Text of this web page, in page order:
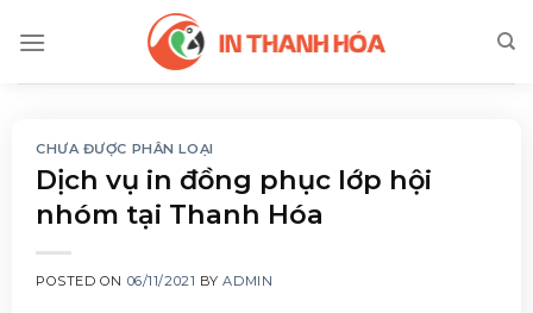
CHƯA ĐƯỢC PHÂN LOẠI
Dịch vụ in đồng phục lớp hội
nhóm tại Thanh Hóa
POSTED ON 06/11/2021 BYADMIN